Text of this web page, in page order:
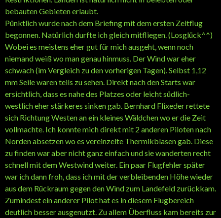
bebauten Gebieten erlaubt.
Pünktlich wurde nach dem Briefing mit dem ersten Zeitflug
begonnen. Natürlich durfte ich gleich mitfliegen. (Losglück^^)
Wobei es meistens eher gut für mich ausgeht, wenn noch
niemand weiß wo man genau hinmuss. Der Wind war eher
schwach (im Vergleich zu den vorherigen Tagen). Selbst 1,12
mm Seile waren teils zu sehen. Direkt nach den Starts war
ersichtlich, dass es nahe des Platzes oder leicht südlich-
westlich eher stärkeres sinken gab. Bernhard Flixeder rettete
sich Richtung Westen an ein kleines Wäldchen wo er die Zeit
vollmachte. Ich konnte mich direkt mit 2 anderen Piloten nach
Norden absetzen wo es vereinzelte Thermikblasen gab. Diese
zu finden war aber nicht ganz einfach und sie wanderten recht
schnell mit dem Westwind weiter. Ein paar Flugfehler später
war ich dann froh, dass ich mit der verbleibenden Höhe wieder
aus dem Rückraum gegen den Wind zum Landefeld zurückkam.
Zumindest ein anderer Pilot hat es in diesem Flugbereich
deutlich besser ausgenutzt. Zu allem Überfluss kam bereits zur